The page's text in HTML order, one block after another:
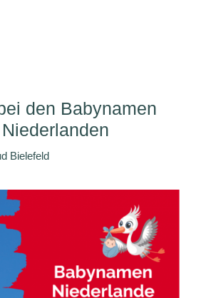
den Babynamen
Bielefeld